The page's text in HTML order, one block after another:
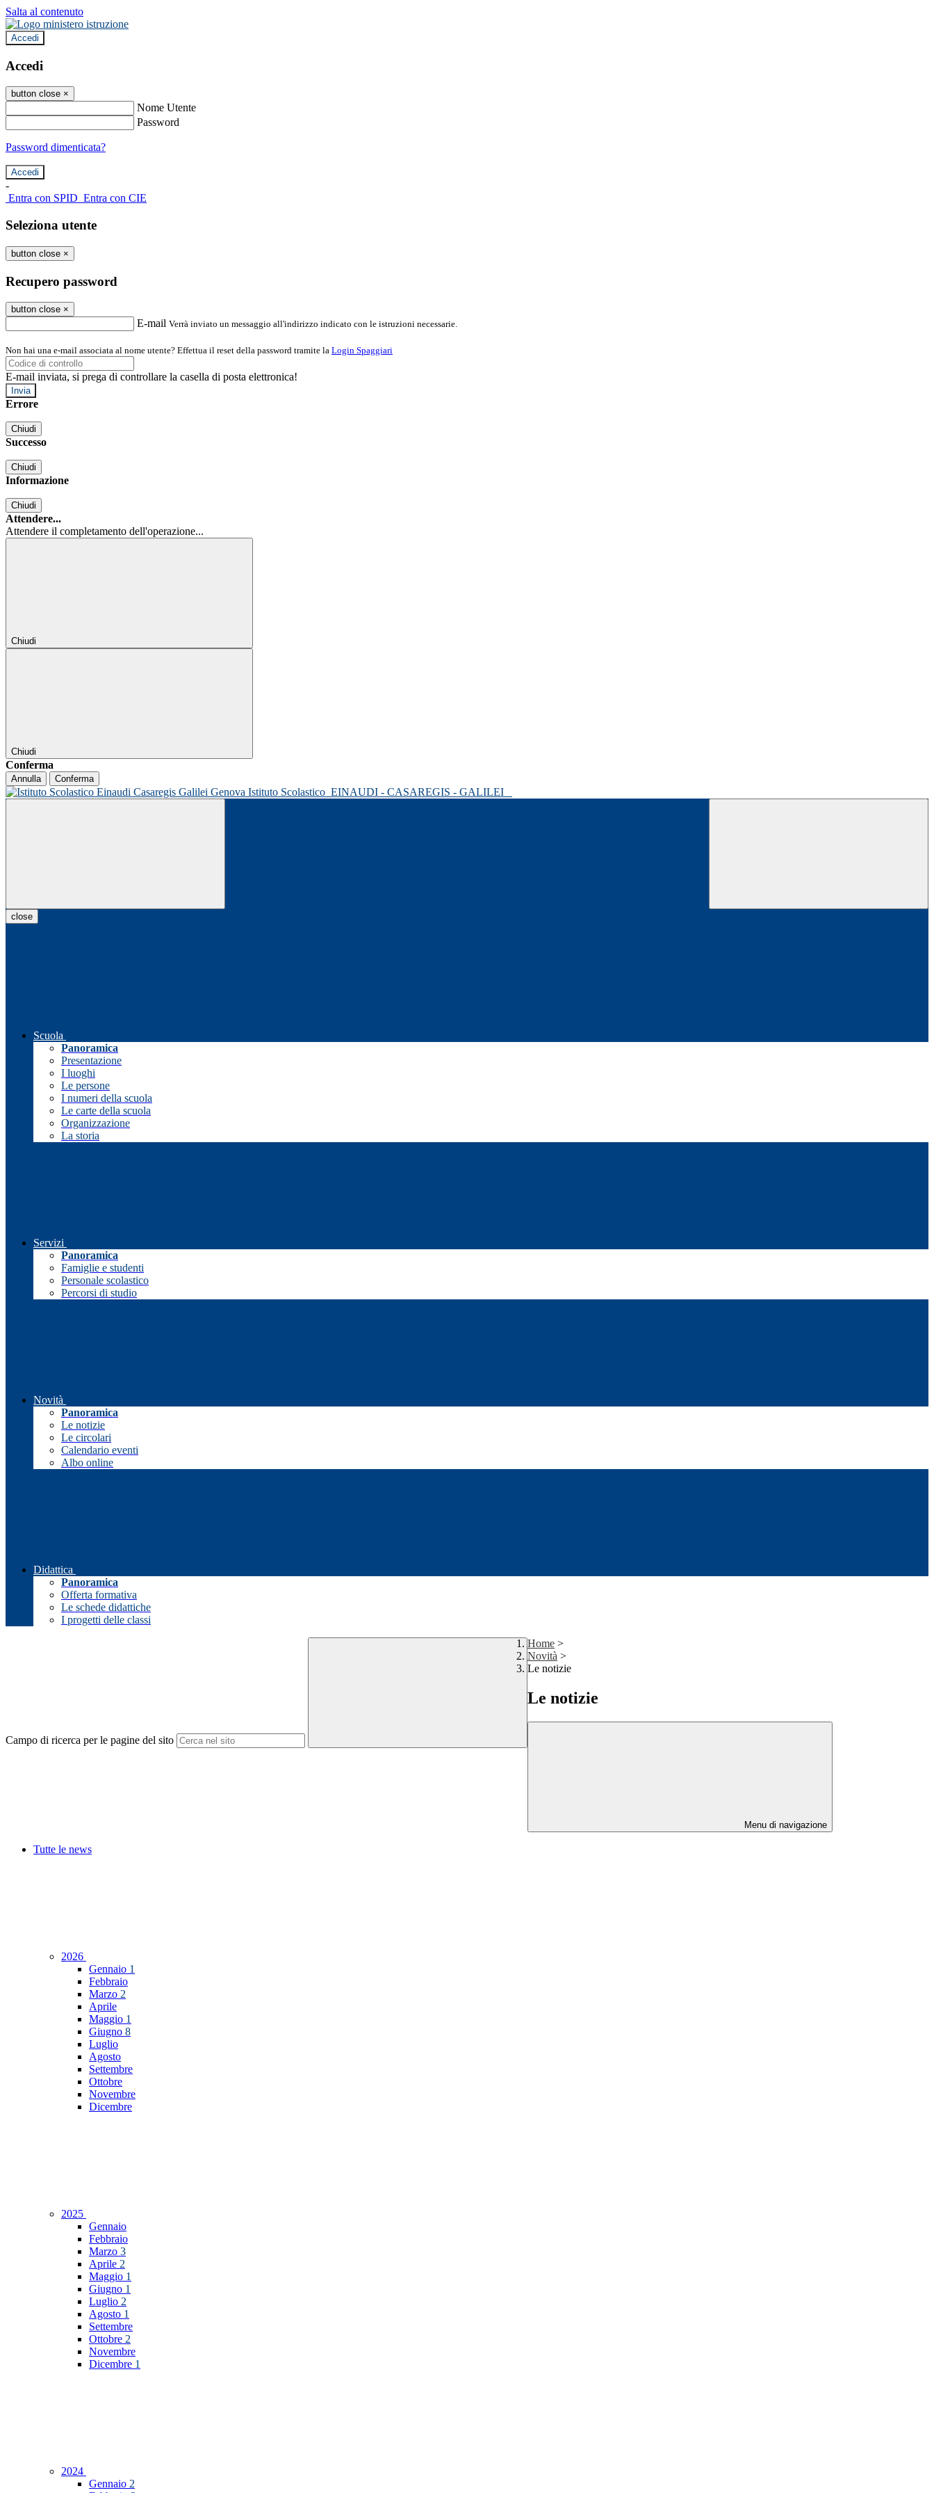
Salta al contenuto
Accedi
Accedi
button close ×
Nome Utente
Password
Password dimenticata?
-
Entra con SPID Entra con CIE
Seleziona utente
button close ×
Recupero password
button close ×
E-mail Verrà inviato un messaggio all'indirizzo indicato con le istruzioni necessarie.
Non hai una e-mail associata al nome utente? Effettua il reset della password tramite la Login Spaggiari
E-mail inviata, si prega di controllare la casella di posta elettronica!
Errore
Chiudi
Successo
Chiudi
Informazione
Chiudi
Attendere...
Attendere il completamento dell'operazione...
Chiudi
Chiudi
Conferma
Annulla Conferma
Istituto Scolastico EINAUDI - CASAREGIS - GALILEI
close
Scuola
Panoramica
Presentazione
I luoghi
Le persone
I numeri della scuola
Le carte della scuola
Organizzazione
La storia
Servizi
Panoramica
Famiglie e studenti
Personale scolastico
Percorsi di studio
Novità
Panoramica
Le notizie
Le circolari
Calendario eventi
Albo online
Didattica
Panoramica
Offerta formativa
Le schede didattiche
I progetti delle classi
Campo di ricerca per le pagine del sito
Home >
Novità >
Le notizie
Le notizie
Menu di navigazione
Tutte le news
2026
Gennaio 1
Febbraio
Marzo 2
Aprile
Maggio 1
Giugno 8
Luglio
Agosto
Settembre
Ottobre
Novembre
Dicembre
2025
Gennaio
Febbraio
Marzo 3
Aprile 2
Maggio 1
Giugno 1
Luglio 2
Agosto 1
Settembre
Ottobre 2
Novembre
Dicembre 1
2024
Gennaio 2